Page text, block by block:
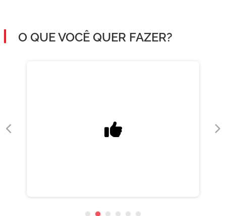
O QUE VOCÊ QUER FAZER?